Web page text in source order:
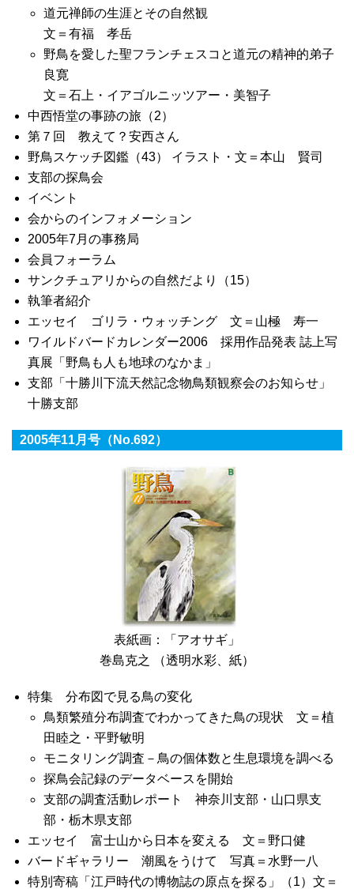
道元禅師の生涯とその自然観
文＝有福 孝岳
野鳥を愛した聖フランチェスコと道元の精神的弟子
良寛
文＝石上・イアゴルニッツアー・美智子
中西悟堂の事跡の旅（2）
第７回 教えて？安西さん
野鳥スケッチ図鑑（43） イラスト・文＝本山 賢司
支部の探鳥会
イベント
会からのインフォメーション
2005年7月の事務局
会員フォーラム
サンクチュアリからの自然だより（15）
執筆者紹介
エッセイ ゴリラ・ウォッチング 文＝山極 寿一
ワイルドバードカレンダー2006 採用作品発表 誌上写
真展「野鳥も人も地球のなかま」
支部「十勝川下流天然記念物鳥類観察会のお知らせ」
十勝支部
2005年11月号（No.692）
表紙画：「アオサギ」
巻島克之 （透明水彩、紙）
特集 分布図で見る鳥の変化
鳥類繁殖分布調査でわかってきた鳥の現状 文＝植
田睦之・平野敏明
モニタリング調査－鳥の個体数と生息環境を調べる
探鳥会記録のデータベースを開始
支部の調査活動レポート 神奈川支部・山口県支
部・栃木県支部
エッセイ 富士山から日本を変える 文＝野口健
バードギャラリー 潮風をうけて 写真＝水野一八
特別寄稿「江戸時代の博物誌の原点を探る」（1）文＝